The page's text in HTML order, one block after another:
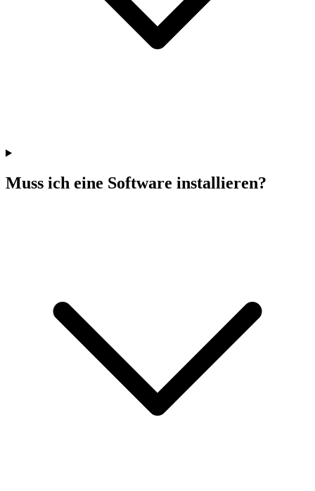
Muss ich eine Software installieren?